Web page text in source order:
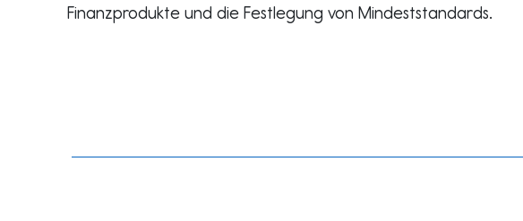
Finanzprodukte und die Festlegung von Mindeststandards.